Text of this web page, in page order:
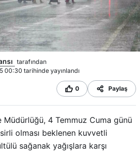
tarafından
00:30 tarihinde yayınlandı
0 Paylaş
4 Temmuz Cuma günü
olması beklenen kuvvetli
sağanak yağışlara karşı